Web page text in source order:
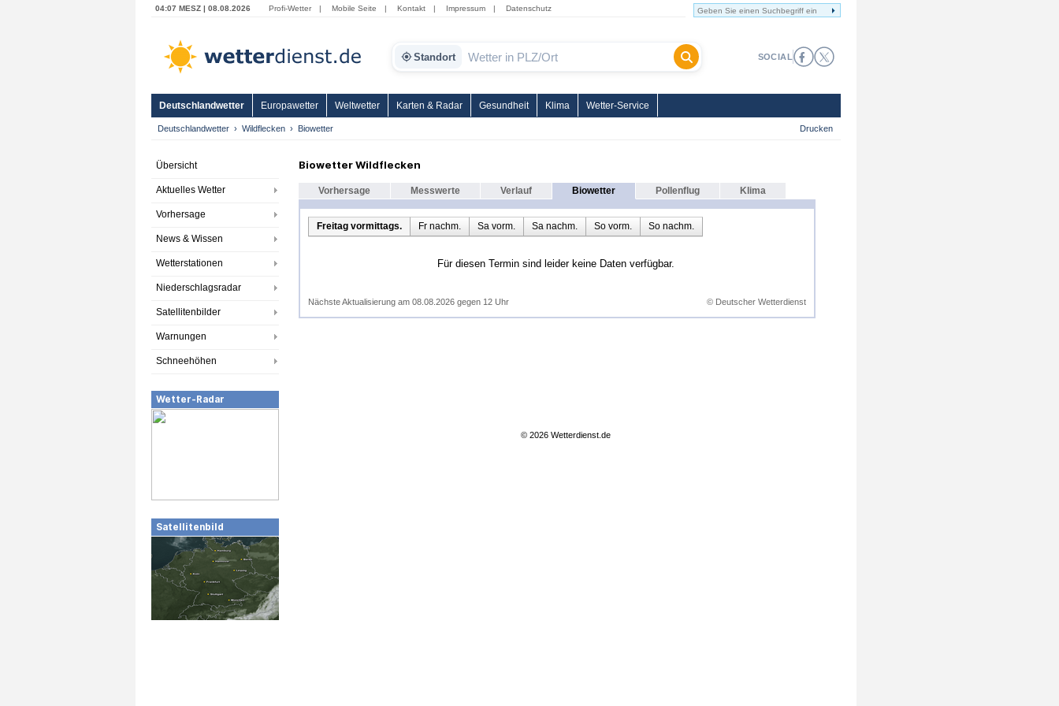
04:07 MESZ | 08.08.2026 Profi-Wetter | Mobile Seite | Kontakt | Impressum | Datenschutz
Standort SOCIAL
Deutschlandwetter Europawetter Weltwetter Karten & Radar Gesundheit Klima Wetter-Service
Deutschlandwetter Wildflecken Biowetter Drucken
Übersicht
Aktuelles Wetter
Vorhersage
News & Wissen
Wetterstationen
Niederschlagsradar
Satellitenbilder
Warnungen
Schneehöhen
Wetter-Radar
Satellitenbild
Biowetter Wildflecken
Vorhersage Messwerte Verlauf Biowetter Pollenflug Klima
Freitag vormittags. Fr nachm. Sa vorm. Sa nachm. So vorm. So nachm.
Für diesen Termin sind leider keine Daten verfügbar.
Nächste Aktualisierung am 08.08.2026 gegen 12 Uhr © Deutscher Wetterdienst
© 2026 Wetterdienst.de